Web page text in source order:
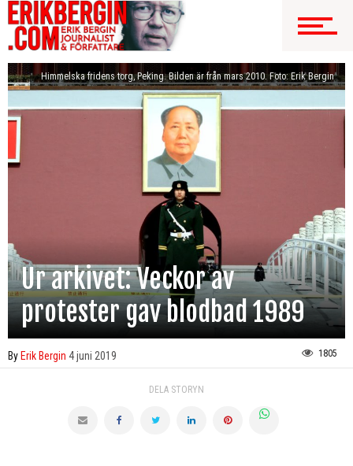
Himmelska fridens torg, Peking. Bilden är från mars 2010. Foto: Erik Bergin
Ur arkivet: Veckor av
protester gav blodbad 1989
By Erik Bergin 4 juni 2019 1805
DELA STORYN